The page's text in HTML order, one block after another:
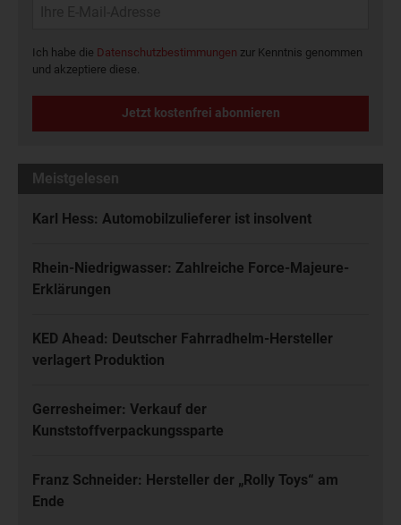
Ich habe die Datenschutzbestimmungen zur Kenntnis genommen
und akzeptiere diese.
Jetzt kostenfrei abonnieren
Meistgelesen
Karl Hess: Automobilzulieferer ist insolvent
Rhein-Niedrigwasser: Zahlreiche Force-Majeure-
Erklärungen
KED Ahead: Deutscher Fahrradhelm-Hersteller
verlagert Produktion
Gerresheimer: Verkauf der
Kunststoffverpackungssparte
Franz Schneider: Hersteller der „Rolly Toys“ am
Ende